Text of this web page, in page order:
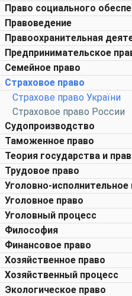
Право социального
Правоведение
Правоохранительная
Предпринимательское
Семейное право
Страховое право
Страхове право України
Страховое право России
Судопроизводство
Таможенное право
Теория государства и
Трудовое право
Уголовно-исполнительное
Уголовное право
Уголовный процесс
Философия
Финансовое право
Хозяйственное право
Хозяйственный процесс
Экологическое право